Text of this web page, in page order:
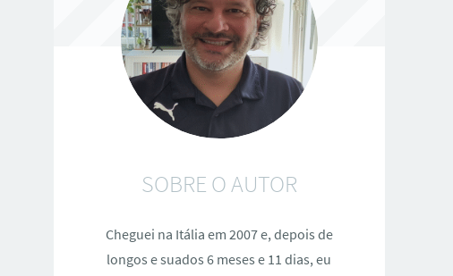
SOBRE O AUTOR
Cheguei na Itália em 2007 e, depois de
longos e suados 6 meses e 11 dias, eu